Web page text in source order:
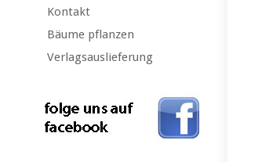
Kontakt
Bäume pflanzen
Verlagsauslieferung